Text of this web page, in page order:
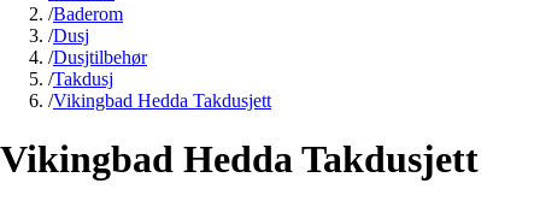
/Baderom
/Dusj
/Dusjtilbehør
/Takdusj
/Vikingbad Hedda Takdusjett
Vikingbad Hedda Takdusjett